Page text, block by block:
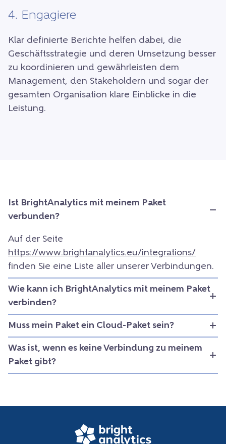
4. Engagiere
Klar definierte Berichte helfen dabei, die
Geschäftsstrategie und deren Umsetzung besser
zu koordinieren und gewährleisten dem
Management, den Stakeholdern und sogar der
gesamten Organisation klare Einblicke in die
Leistung.
Ist BrightAnalytics mit meinem Paket
verbunden?
Auf der Seite
https://www.brightanalytics.eu/integrations/
finden Sie eine Liste aller unserer Verbindungen.
Wie kann ich BrightAnalytics mit meinem Paket
verbinden?
Muss mein Paket ein Cloud-Paket sein?
Was ist, wenn es keine Verbindung zu meinem
Paket gibt?